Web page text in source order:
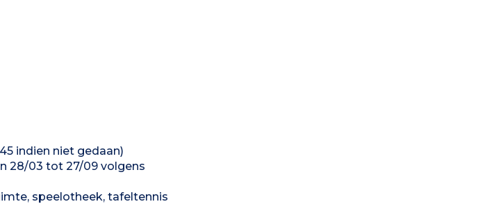
indien niet gedaan)
28/03 tot 27/09 volgens
speelotheek, tafeltennis